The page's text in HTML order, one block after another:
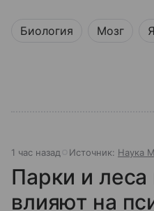
Биология Мозг
1 час назад Источник: Наука
Парки и
влияют на